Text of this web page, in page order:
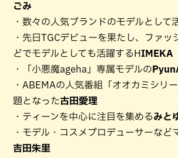
ごみ
・数々の人気ブランドのモデルとして
・先日TGCデビューを果たし、ファッ
どでモデルとしても活躍するHIMEKA
・「小悪魔ageha」専属モデルの
・ABEMAの人気番組「オオカミシリ
題となった古田愛理
・ティーンを中心に注目を集めるみと
・モデル・コスメプロデューサーなど
吉田朱里